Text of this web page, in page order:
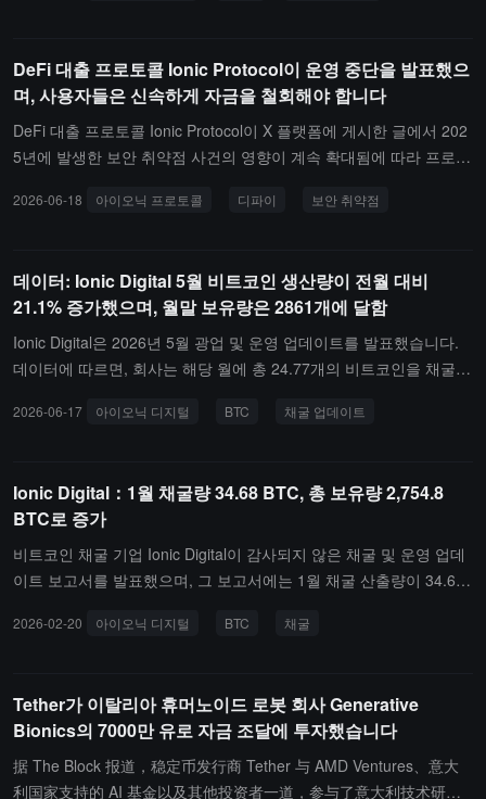
원금을 투입하여 비트코인 네트워크가 양자 공격에 저항할 수 있도록
발전시키겠다고 밝혔습니다. 이 계획은 세 가지 핵심 분야로 구성되
어 있습니다: 첫째, 후량자 암호학(PQC) 솔루션 개발 지원; 둘째, Gal
axy Research가 양자 컴퓨팅 및 네트워크 보안에 대한 특별 연구를
토론을 추진합니다.
을 통해 그 채굴 자산을 인수했습니다. Ionic은 2025년부터 비트코인
순수 채굴에서 AI 및 고성능 컴퓨팅 부하를 위한 디지털 인프라 회사
로 전환할 예정입니다.
DeFi 대출 프로토콜 Ionic Protocol이 운영 중단을 발표했으
며, 사용자들은 신속하게 자금을 철회해야 합니다
DeFi 대출 프로토콜 Ionic Protocol이 X 플랫폼에 게시한 글에서 202
5년에 발생한 보안 취약점 사건의 영향이 계속 확대됨에 따라 프로젝
용자들은 가능한 한 빨리 각 배포에서 자산을 철수해야 합니다. Ionic
2026-06-18 아이오닉 프로토콜 디파이 보안 취약점
데이터: Ionic Digital 5월 비트코인 생산량이 전월 대비
21.1% 증가했으며, 월말 보유량은 2861개에 달함
Ionic Digital은 2026년 5월 광업 및 운영 업데이트를 발표했습니다.
데이터에 따르면, 회사는 해당 월에 총 24.77개의 비트코인을 채굴했
EH/s로, 전월 대비 15.3% 향상되었으며, 이는 주로 Midland 광구의
2026-06-17 아이오닉 디지털 BTC 채굴 업데이트
Ionic Digital：1월 채굴량 34.68 BTC, 총 보유량 2,754.8
BTC로 증가
비트코인 채굴 기업 Ionic Digital이 감사되지 않은 채굴 및 운영 업데
이트 보고서를 발표했으며, 그 보고서에는 1월 채굴 산출량이 34.68
비트코인을 판매하지 않았으며, 현재까지의 비트코인 총 보유량은 2,
2026-02-20 아이오닉 디지털 BTC 채굴
Tether가 이탈리아 휴머노이드 로봇 회사 Generative
Bionics의 7000만 유로 자금 조달에 투자했습니다
据 The Block 报道，稳定币发行商 Tether 与 AMD Ventures、意大
利国家支持的 AI 基金以及其他投资者一道，参与了意大利技术研究